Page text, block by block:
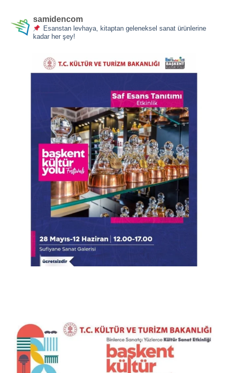
samidencom
Esanstan levhaya, kitaptan geleneksel sanat ürünlerine
kadar her şey!